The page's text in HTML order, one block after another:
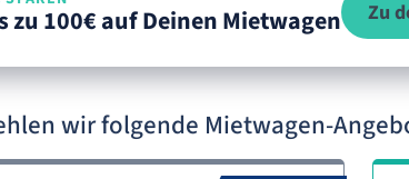
zu 100€ auf Deinen Mietwagen Zu
wir folgende Mietwagen-